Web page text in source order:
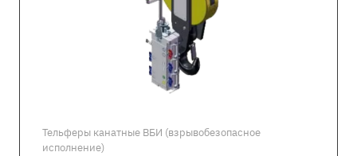
Тельферы канатные ВБИ (взрывобезопасное
исполнение)